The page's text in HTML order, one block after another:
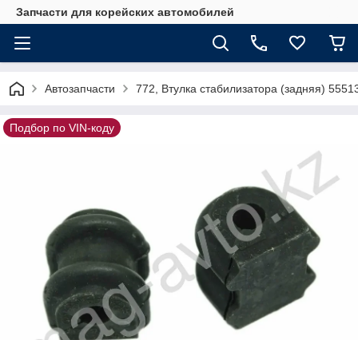
Запчасти для корейских автомобилей
Автозапчасти 772, Втулка стабилизатора (задняя)
Подбор по VIN-коду